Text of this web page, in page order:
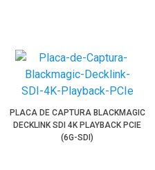
PLACA DE CAPTURA BLACKMAGIC
DECKLINK SDI 4K PLAYBACK PCIE
(6G-SDI)